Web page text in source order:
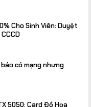
Cho Sinh Viên: Duyệt
có mạng nhưng
5050: Card Đồ Họa